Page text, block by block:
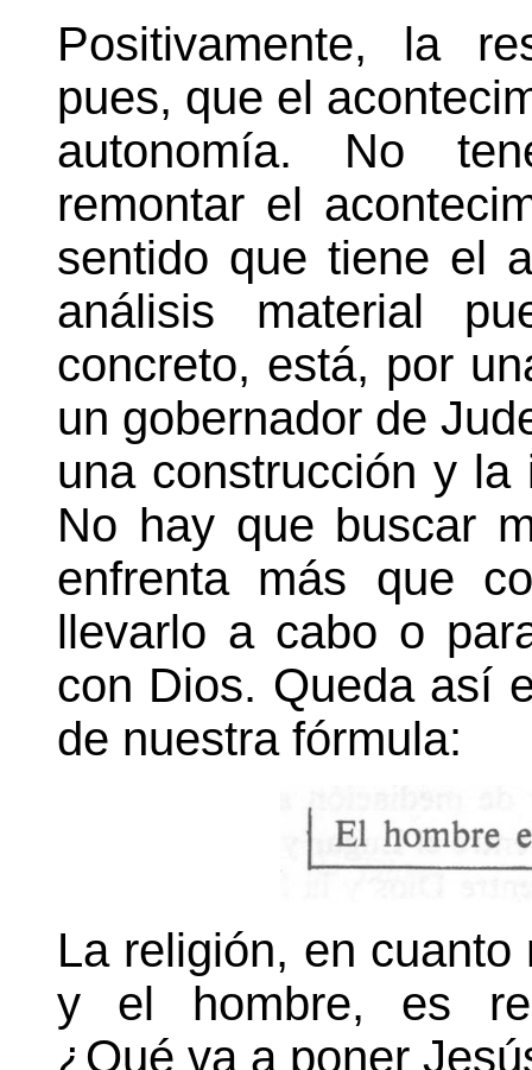
Positivamente, la
pues, que el
autonomía. No
remontar el
sentido que tiene el
análisis material
concreto, está, por
un gobernador de
una construcción y
No hay que buscar
enfrenta más que
llevarlo a cabo o
con Dios. Queda así
de nuestra fórmula:
La religión, en
y el hombre, es
¿Qué va a poner